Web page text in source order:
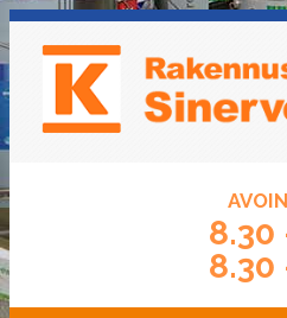
Siirry
sisältöön
Siirry
sisältöön
8.30
8.30